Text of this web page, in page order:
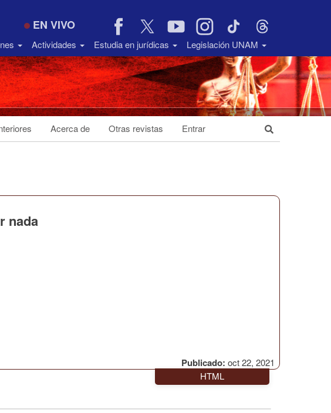
EN VIVO
Actividades Estudia en jurídicas Legislación UNAM
Acerca de Otras revistas Entrar
Publicado: oct 22, 2021
nada
HTML